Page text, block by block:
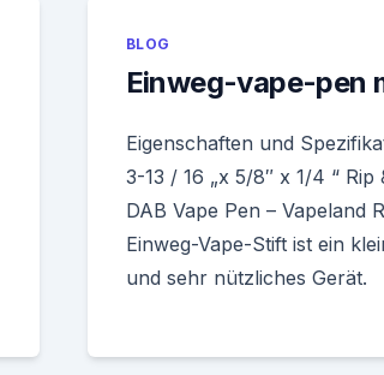
BLOG
Einweg-vape-pen
Eigenschaften und
3-13 / 16 „x 5/8″ x 1/4 “ Rip
DAB Vape Pen – Vapeland
Einweg-Vape-Stift ist ein
und sehr nützliches Gerät.